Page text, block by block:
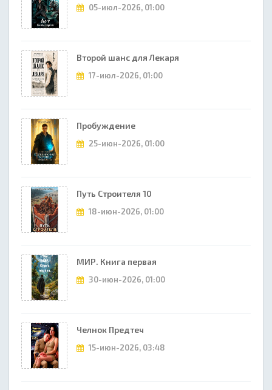
05-июл-2026, 01:00
Второй шанс для Лекаря
17-июл-2026, 01:00
Пробуждение
25-июн-2026, 01:00
Путь Строителя 10
18-июн-2026, 01:00
МИР. Книга первая
30-июн-2026, 01:00
Челнок Предтеч
15-июн-2026, 03:48